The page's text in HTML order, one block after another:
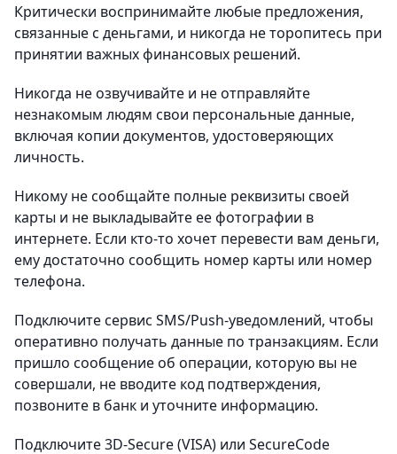
Критически воспринимайте любые предложения,
связанные с деньгами, и никогда не торопитесь при
принятии важных финансовых решений.
Никогда не озвучивайте и не отправляйте
незнакомым людям свои персональные данные,
включая копии документов, удостоверяющих
личность.
Никому не сообщайте полные реквизиты своей
карты и не выкладывайте ее фотографии в
интернете. Если кто-то хочет перевести вам деньги,
ему достаточно сообщить номер карты или номер
телефона.
Подключите сервис SMS/Push-уведомлений, чтобы
оперативно получать данные по транзакциям. Если
пришло сообщение об операции, которую вы не
совершали, не вводите код подтверждения,
позвоните в банк и уточните информацию.
Подключите 3D-Secure (VISA) или SecureCode